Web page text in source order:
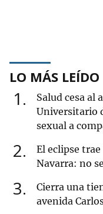
LO MÁS LEÍDO
1
Salud cesa al
Universitario
sexual a
2
El eclipse
Navarra: no
3
Cierra una
avenida